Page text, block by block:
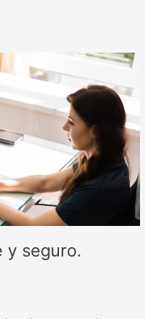
y seguro.